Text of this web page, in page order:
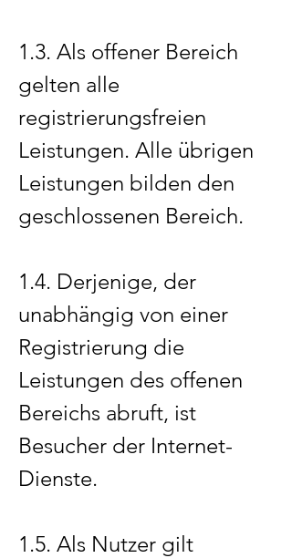
1.3. Als offener Bereich
gelten alle
registrierungsfreien
Leistungen. Alle übrigen
Leistungen bilden den
geschlossenen Bereich.
1.4. Derjenige, der
unabhängig von einer
Registrierung die
Leistungen des offenen
Bereichs abruft, ist
Besucher der Internet-
Dienste.
1.5. Als Nutzer gilt